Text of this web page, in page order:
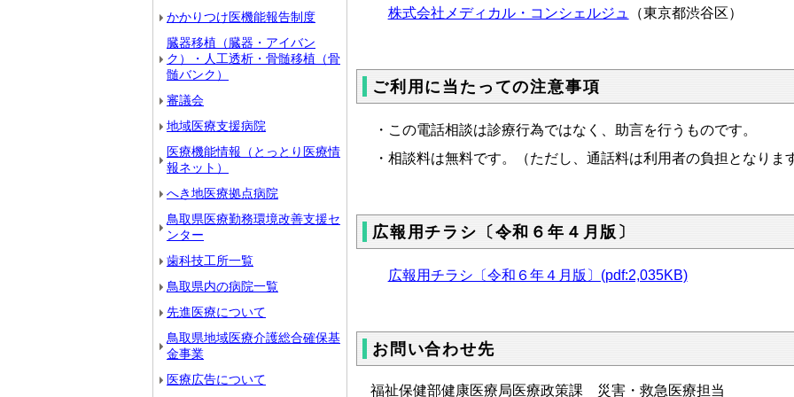
かかりつけ医機能報告制度
臓器移植（臓器・アイバン
ク）・人工透析・骨髄移植（骨
髄バンク）
審議会
地域医療支援病院
医療機能情報（とっとり医療情
報ネット）
へき地医療拠点病院
鳥取県医療勤務環境改善支援セ
ンター
歯科技工所一覧
鳥取県内の病院一覧
先進医療について
鳥取県地域医療介護総合確保基
金事業
医療広告について
株式会社メディカル・コンシェルジュ （東京都渋谷区）
ご利用に当たっての注意事項
・この電話相談は診療行為ではなく、助言を行うものです。
・相談料は無料です。（ただし、通話料は利用者の負担となりま
広報用チラシ〔令和６年４月版〕
広報用チラシ〔令和６年４月版〕(pdf:2,035KB)
お問い合わせ先
福祉保健部健康医療局医療政策課 災害・救急医療担当